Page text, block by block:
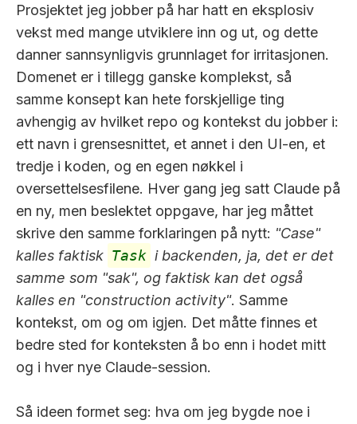
Prosjektet jeg jobber på har hatt en eksplosiv
vekst med mange utviklere inn og ut, og dette
danner sannsynligvis grunnlaget for irritasjonen.
Domenet er i tillegg ganske komplekst, så
samme konsept kan hete forskjellige ting
avhengig av hvilket repo og kontekst du jobber i:
ett navn i grensesnittet, et annet i den UI-en, et
tredje i koden, og en egen nøkkel i
oversettelsesfilene. Hver gang jeg satt Claude på
en ny, men beslektet oppgave, har jeg måttet
skrive den samme forklaringen på nytt: "Case"
kalles faktisk Task i backenden, ja, det er det
samme som "sak", og faktisk kan det også
kalles en "construction activity". Samme
kontekst, om og om igjen. Det måtte finnes et
bedre sted for konteksten å bo enn i hodet mitt
og i hver nye Claude-session.
Så ideen formet seg: hva om jeg bygde noe i